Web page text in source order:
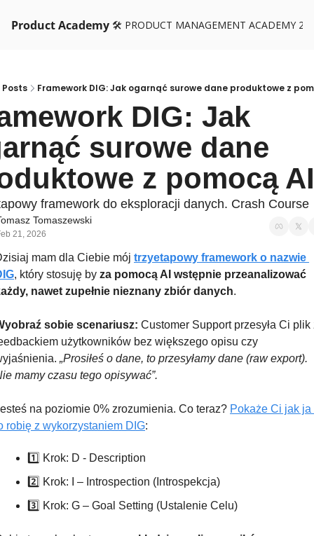
Product Academy 🛠️ PRODUCT MANAGEMENT ACADEMY 26
Posts Framework DIG: Jak ogarnąć surowe dane produktowe z
DIG: Jak
surowe dane
z pomocą
framework do eksploracji danych. Crash Course
Tomaszewski
21, 2026
mam dla Ciebie mój trzyetapowy framework o nazwie
, który stosuję by za pomocą AI wstępnie przeanalizować
nawet zupełnie nieznany zbiór danych.
sobie scenariusz: Customer Support przesyła Ci plik
użytkowników bez większego opisu czy
„Prosiłeś o dane, to przesyłamy dane (raw export).
mamy czasu tego opisywać”.
na poziomie 0% zrozumienia. Co teraz? Pokaże Ci jak ja
robię z wykorzystaniem DIG:
1️⃣ Krok: D - Description
2️⃣ Krok: I – Introspection (Introspekcja)
3️⃣ Krok: G – Goal Setting (Ustalenie Celu)